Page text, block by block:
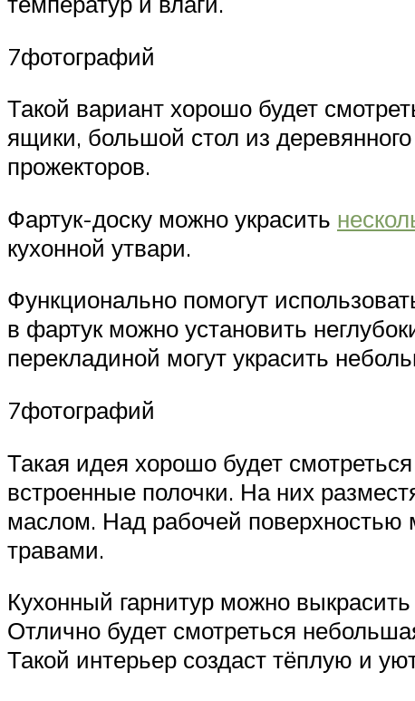
7фотографий
Такой вариант хорошо будет
ящики, большой стол из
прожекторов.
Фартук-доску можно украсить
кухонной утвари.
Функционально помогут
в фартук можно установить
перекладиной могут украсить
7фотографий
Такая идея хорошо будет
встроенные полочки. На них
маслом. Над рабочей
травами.
Кухонный гарнитур можно
Отлично будет смотреться
Такой интерьер создаст тёплую и